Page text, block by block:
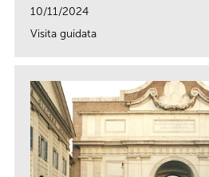
10/11/2024
Visita guidata